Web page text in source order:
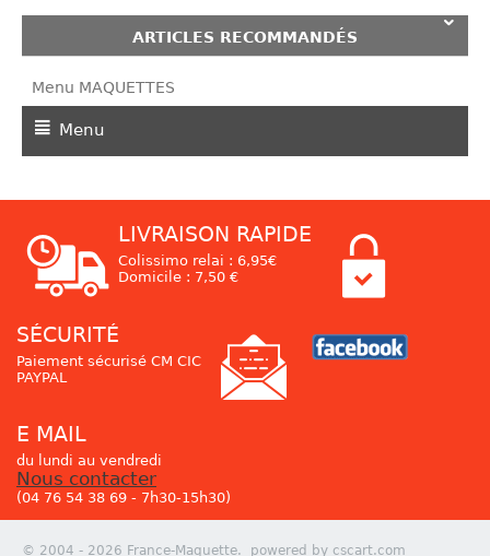
ARTICLES RECOMMANDÉS
Menu MAQUETTES
Menu
LIVRAISON RAPIDE
Colissimo relai : 6,95€
Domicile : 7,50 €
SÉCURITÉ
Paiement sécurisé CM CIC
PAYPAL
E MAIL
du lundi au vendredi
Nous contacter
(04 76 54 38 69 - 7h30-15h30)
© 2004 - 2026 France-Maquette. powered by cscart.com